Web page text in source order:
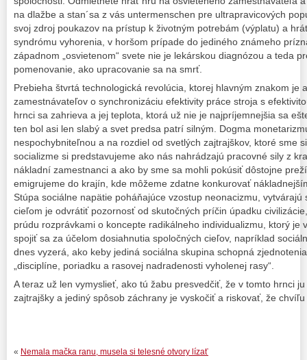
na dlažbe a stan´sa z vás untermenschen pre ultrapravicových
svoj zdroj poukazov na prístup k životným potrebám (výplatu) a
syndrómu vyhorenia, v horšom prípade do jediného známeho
západnom „osvietenom“ svete nie je lekárskou diagnózou a teda
pomenovanie, ako upracovanie sa na smrť.
Prebieha štvrtá technologická revolúcia, ktorej hlavným znakom je
zamestnávateľov o synchronizáciu efektivity práce stroja s
hrnci sa zahrieva a jej teplota, ktorá už nie je najpríjemnejšia sa
ten bol asi len slabý a svet predsa patrí silným. Dogma
nespochybniteľnou a na rozdiel od svetlých zajtrajškov, ktoré sme
socializme si predstavujeme ako nás nahrádzajú pracovné sily z
nákladní zamestnanci a ako by sme sa mohli pokúsiť dôstojne
emigrujeme do krajín, kde môžeme zdatne konkurovať
Stúpa sociálne napätie poháňajúce vzostup neonacizmu, vytvárajú
cieľom je odvrátiť pozornosť od skutočných príčin úpadku
prúdu rozprávkami o koncepte radikálneho individualizmu, ktorý je
spojiť sa za účelom dosiahnutia spoločných cieľov, napríklad
dnes vyzerá, ako keby jediná sociálna skupina schopná
„disciplíne, poriadku a rasovej nadradenosti vyholenej rasy“.
A teraz už len vymyslieť, ako tú žabu presvedčiť, že v tomto hrnci
zajtrajšky a jediný spôsob záchrany je vyskočiť a riskovať, že chvíľu
« Nemala mačka ranu, musela si telesné otvory lízať